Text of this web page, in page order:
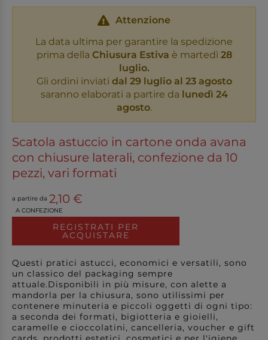
Attenzione
La data ultima per garantire la spedizione
prima della Chiusura Estiva è martedì 28
luglio.
Gli ordini inviati dal 29 luglio al 23 agosto
saranno elaborati a partire da lunedì 24
agosto.
Scatola astuccio in cartone onda avana
con chiusure laterali, confezione da 10
pezzi, vari formati
a partire da 2,10 €
A CONFEZIONE
REGISTRATI PER
ACQUISTARE
Questi pratici astucci, economici e versatili, sono
un classico del packaging sempre
attuale.Disponibili in più misure, con alette a
mandorla per la chiusura, sono utilissimi per
contenere minuteria e piccoli oggetti di ogni tipo:
a seconda dei formati, bigiotteria e gioielli,
caramelle e cioccolatini, cancelleria, voucher e gift